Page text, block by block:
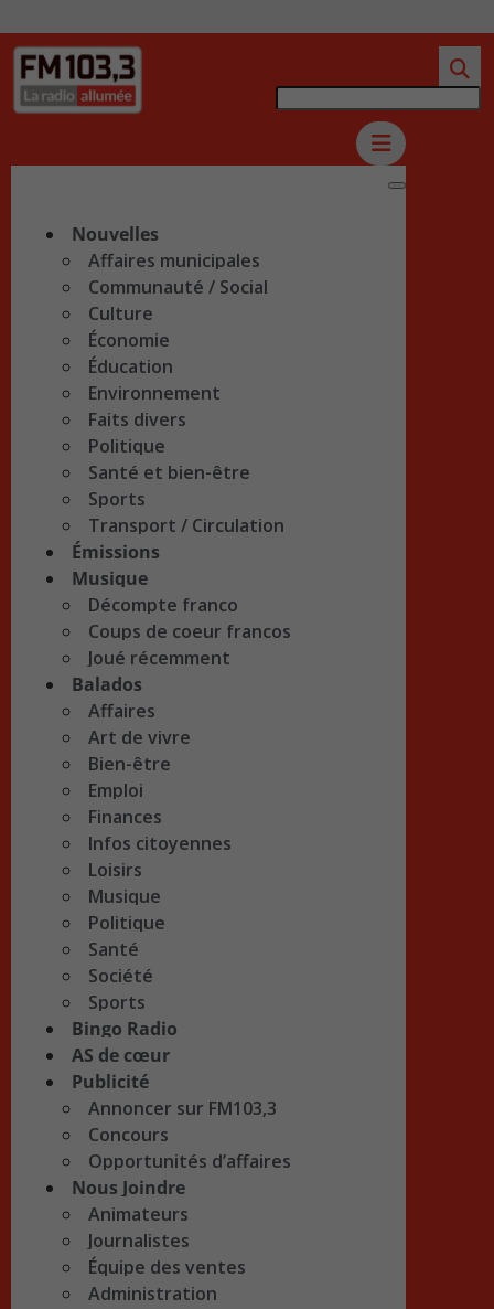
Nouvelles
Affaires municipales
Communauté / Social
Culture
Économie
Éducation
Environnement
Faits divers
Politique
Santé et bien-être
Sports
Transport / Circulation
Émissions
Musique
Décompte franco
Coups de coeur francos
Joué récemment
Balados
Affaires
Art de vivre
Bien-être
Emploi
Finances
Infos citoyennes
Loisirs
Musique
Politique
Santé
Société
Sports
Bingo Radio
AS de cœur
Publicité
Annoncer sur FM103,3
Concours
Opportunités d’affaires
Nous Joindre
Animateurs
Journalistes
Équipe des ventes
Administration